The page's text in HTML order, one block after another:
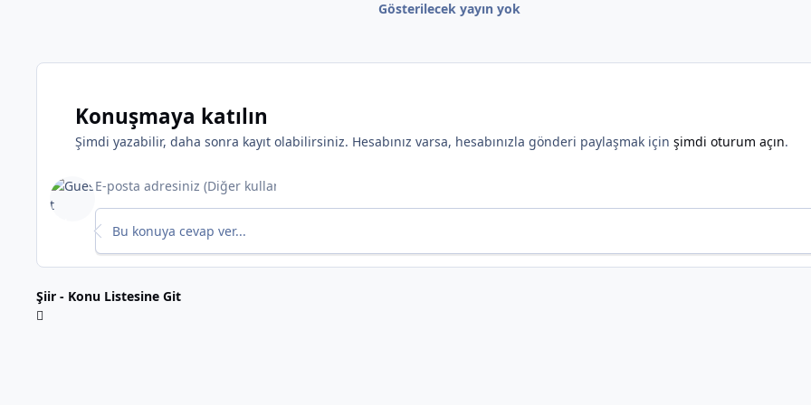
Gösterilecek yayın yok
Konuşmaya katılın
Şimdi yazabilir, daha sonra kayıt olabilirsiniz. Hesabınız varsa, hesabınızla gönderi paylaşmak için şimdi oturum açın.
Bu konuya cevap ver...
Şiir - Konu Listesine Git
*